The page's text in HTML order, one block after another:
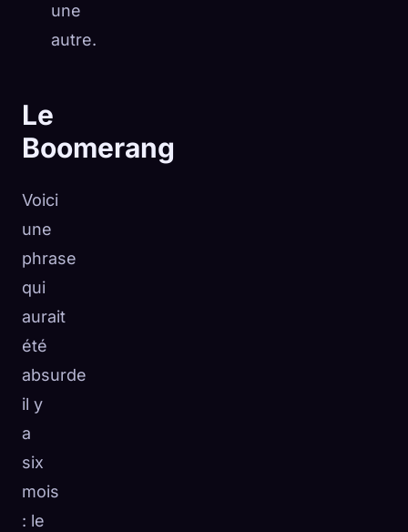
une
autre.
Le
Boomerang
Voici
une
phrase
qui
aurait
été
absurde
il y
a
six
mois
: le